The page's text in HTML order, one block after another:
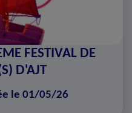
FESTIVAL DE
D'AJT
le 01/05/26